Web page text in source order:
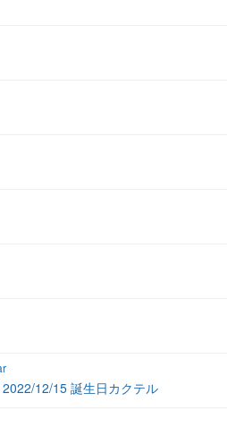
2022/12/15 誕生日カクテル